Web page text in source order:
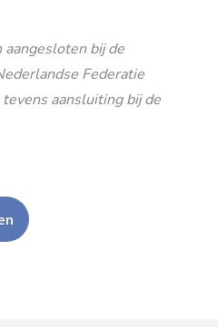
bij de
Federatie
aansluiting bij de